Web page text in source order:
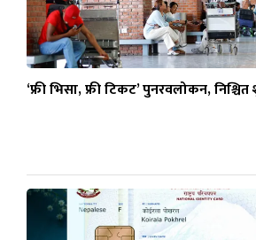
‘फ्री भिसा, फ्री टिकट’ पुनरवलोकन,